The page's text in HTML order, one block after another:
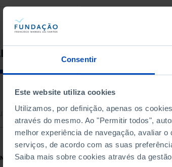
Consentir
Este website utiliza cookies
Utilizamos, por definição, apenas os
através do mesmo. Ao "Permitir todos",
melhor experiência de navegação, avaliar
serviços, de acordo com as suas
Saiba mais sobre cookies através da
a pesquisar